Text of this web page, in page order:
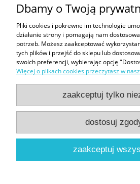
Dziękujemy, że wybraliście DiveMarket.pl.
zamówienia lub jego realizacji pojawią się
kontaktu.
Tecline|Maski ze szkłami korekcyjnymi|
Butla 300 bar|Bojka dekompresyjna|
Formy płatności:
Sklep nurkowy Warszawa | DiveMarket.pl
biuro@divemarket.pl|
REGON:
Dbamy o Twoją
Pliki cookies i pokrewne im technologie
działanie strony i pomagają nam
potrzeb. Możesz zaakceptować
tych plików i przejść do sklepu lub
swoich preferencji, wybierając opcję
Więcej o plikach cookies przeczytasz w
zaakceptuj tylko
dostosuj
zaakceptuj